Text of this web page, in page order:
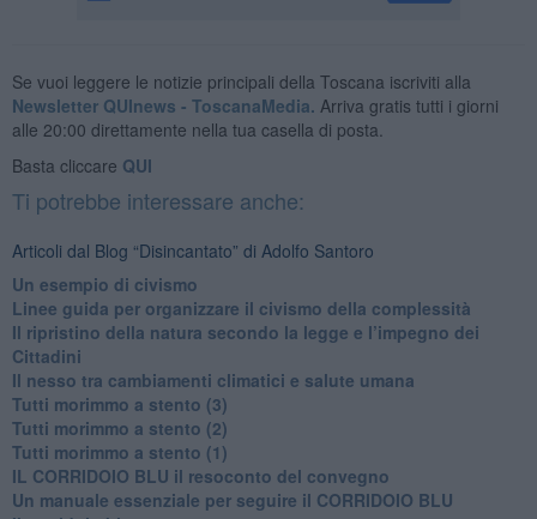
Se vuoi leggere le notizie principali della Toscana iscriviti alla
Newsletter QUInews - ToscanaMedia. Arriva gratis tutti i giorni
alle 20:00 direttamente nella tua casella di posta.
Basta cliccare QUI
Ti potrebbe interessare anche:
Articoli dal Blog “Disincantato” di Adolfo Santoro
​Un esempio di civismo
​Linee guida per organizzare il civismo della complessità
​Il ripristino della natura secondo la legge e l’impegno dei
Cittadini
Il nesso tra cambiamenti climatici e salute umana
Tutti morimmo a stento (3)
Tutti morimmo a stento (2)
​Tutti morimmo a stento (1)
IL CORRIDOIO BLU il resoconto del convegno
Un manuale essenziale per seguire il CORRIDOIO BLU